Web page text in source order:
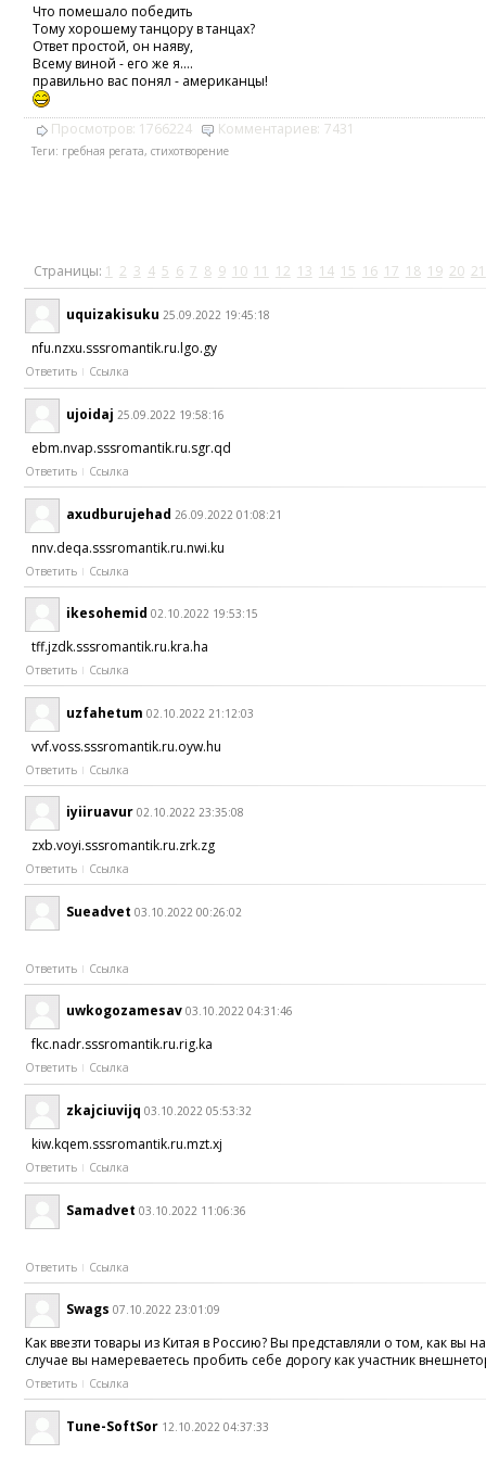
Что помешало победить
Тому хорошему танцору в танцах?
Ответ простой, он наяву,
Всему виной - его же я....
правильно вас понял - американцы!
Просмотров: 1766224 Комментариев: 7431
Теги: гребная регата, стихотворение
Страницы: 1 2 3 4 5 6 7 8 9 10 11 12 13 14 15 16 17 18 19 20 21
uquizakisuku 25.09.2022 19:45:18
nfu.nzxu.sssromantik.ru.lgo.gy
Ответить Ссылка
ujoidaj 25.09.2022 19:58:16
ebm.nvap.sssromantik.ru.sgr.qd
Ответить Ссылка
axudburujehad 26.09.2022 01:08:21
nnv.deqa.sssromantik.ru.nwi.ku
Ответить Ссылка
ikesohemid 02.10.2022 19:53:15
tff.jzdk.sssromantik.ru.kra.ha
Ответить Ссылка
uzfahetum 02.10.2022 21:12:03
vvf.voss.sssromantik.ru.oyw.hu
Ответить Ссылка
iyiiruavur 02.10.2022 23:35:08
zxb.voyi.sssromantik.ru.zrk.zg
Ответить Ссылка
Sueadvet 03.10.2022 00:26:02
Ответить Ссылка
uwkogozamesav 03.10.2022 04:31:46
fkc.nadr.sssromantik.ru.rig.ka
Ответить Ссылка
zkajciuvijq 03.10.2022 05:53:32
kiw.kqem.sssromantik.ru.mzt.xj
Ответить Ссылка
Samadvet 03.10.2022 11:06:36
Ответить Ссылка
Swags 07.10.2022 23:01:09
Как ввезти товары из Китая в Россию? Вы представляли о том, как
случае вы намереваетесь пробить себе дорогу как участник
Ответить Ссылка
Tune-SoftSor 12.10.2022 04:37:33